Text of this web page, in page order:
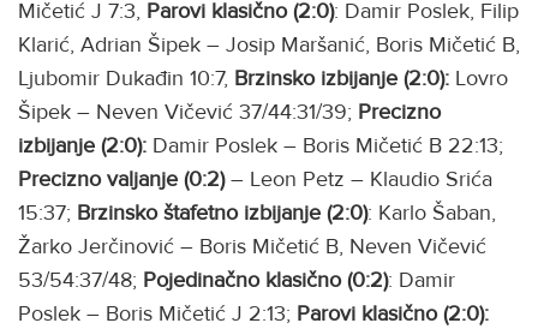
Mičetić J 7:3, Parovi klasično (2:0): Damir Poslek, Filip
Klarić, Adrian Šipek – Josip Maršanić, Boris Mičetić B,
Ljubomir Dukađin 10:7, Brzinsko izbijanje (2:0): Lovro
Šipek – Neven Vičević 37/44:31/39; Precizno
izbijanje (2:0): Damir Poslek – Boris Mičetić B 22:13;
Precizno valjanje (0:2)– Leon Petz – Klaudio Srića
15:37; Brzinsko štafetno izbijanje (2:0): Karlo Šaban,
Žarko Jerčinović – Boris Mičetić B, Neven Vičević
53/54:37/48; Pojedinačno klasično (0:2): Damir
Poslek – Boris Mičetić J 2:13; Parovi klasično (2:0):